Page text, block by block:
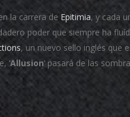
la carrera de Epitimia, y cada
poder que siempre ha
, un nuevo sello inglés que
‘Allusion‘ pasará de las